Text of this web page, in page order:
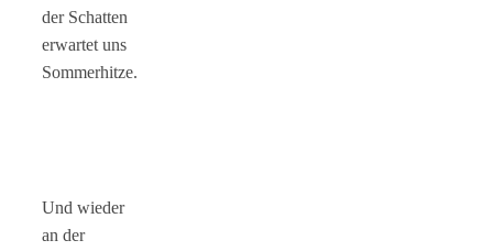
der Schatten
erwartet uns
Sommerhitze.
Und wieder
an der